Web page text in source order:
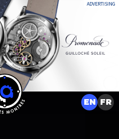
ADVERTISING
EN FR